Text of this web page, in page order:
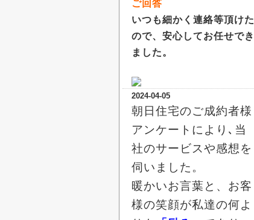
ご回答
いつも細かく連絡等頂けた
ので、安心してお任せでき
ました。
2024-04-05
朝日住宅のご成約者様
アンケートにより､当
社のサービスや感想を
伺いました。
暖かいお言葉と、お客
様の笑顔が私達の何よ